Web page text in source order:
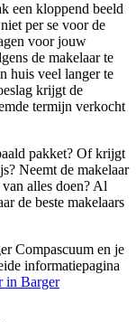
een kloppend beeld
per se voor de
voor jouw
de makelaar te
huis veel langer te
krijgt de
termijn verkocht
pakket? Of krijgt
Neemt de makelaar
alles doen? Al
de beste makelaars
Compascuum en je
informatiepagina
in Barger